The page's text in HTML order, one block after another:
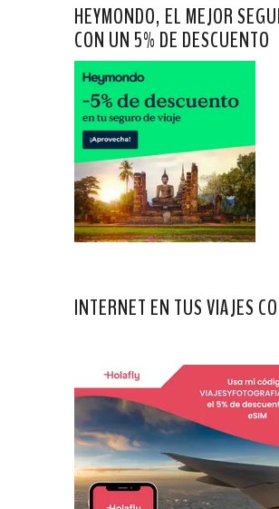
HEYMONDO, EL MEJOR
CON UN 5% DE DESCUENTO
INTERNET EN TUS VIAJES